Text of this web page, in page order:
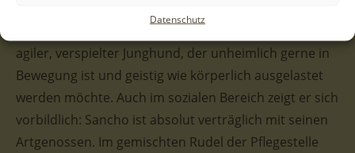
Datenschutz
agiler, verspielter Junghund, der unheimlich gerne in
Bewegung ist und geistig wie körperlich ausgelastet
werden möchte. Auch im sozialen Bereich zeigt er sich
vorbildlich: Sancho ist absolut verträglich mit seinen
Artgenossen. Im gemischten Rudel der Pflegestelle